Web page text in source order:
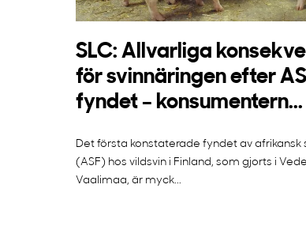
SLC: Allvarliga
för svinnäringen efter
fyndet – konsumentern...
Det första konstaterade fyndet av afrikansk
(ASF) hos vildsvin i Finland, som gjorts i
Vaalimaa, är myck...